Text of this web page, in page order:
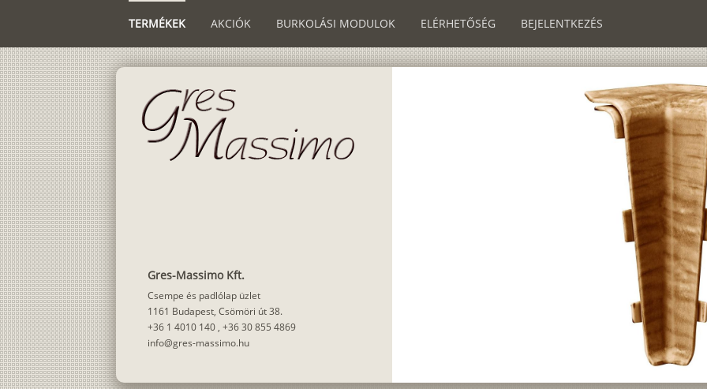
TERMÉKEK AKCIÓK BURKOLÁSI MODULOK ELÉRHETŐSÉG BEJELENTKEZÉS
Gres-Massimo Kft.
Csempe és padlólap üzlet
1161 Budapest, Csömöri út 38.
+36 1 4010 140 , +36 30 855 4869
info@gres-massimo.hu